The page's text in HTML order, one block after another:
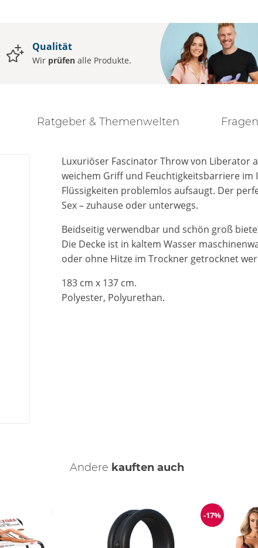
Qualität
Wir prüfen alle Produkte.
Ratgeber & Themenwelten
Luxuriöser Fascinator Throw von Liberator
weichem Griff und Feuchtigkeitsbarriere im
Flüssigkeiten problemlos aufsaugt. Der
Sex – zuhause oder unterwegs.
Beidseitig verwendbar und schön groß
Die Decke ist in kaltem Wasser
oder ohne Hitze im Trockner getrocknet
183 cm x 137 cm.
Polyester, Polyurethan.
Andere kauften auch
-17%